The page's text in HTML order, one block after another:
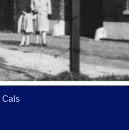
Cals